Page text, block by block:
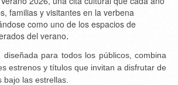
familias y visitantes en la verbena
como uno de los espacios de
del verano.
diseñada para todos los públicos, combina
estrenos y títulos que invitan a disfrutar de
bajo las estrellas.